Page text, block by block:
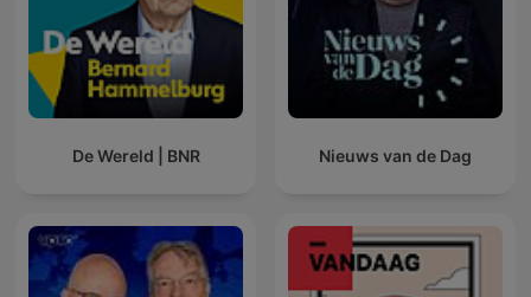
De Wereld | BNR Nieuws van de Dag